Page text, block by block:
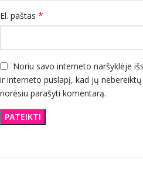
El. paštas *
Noriu savo interneto naršyklėje
ir interneto puslapį, kad jų
norėsiu parašyti komentarą.